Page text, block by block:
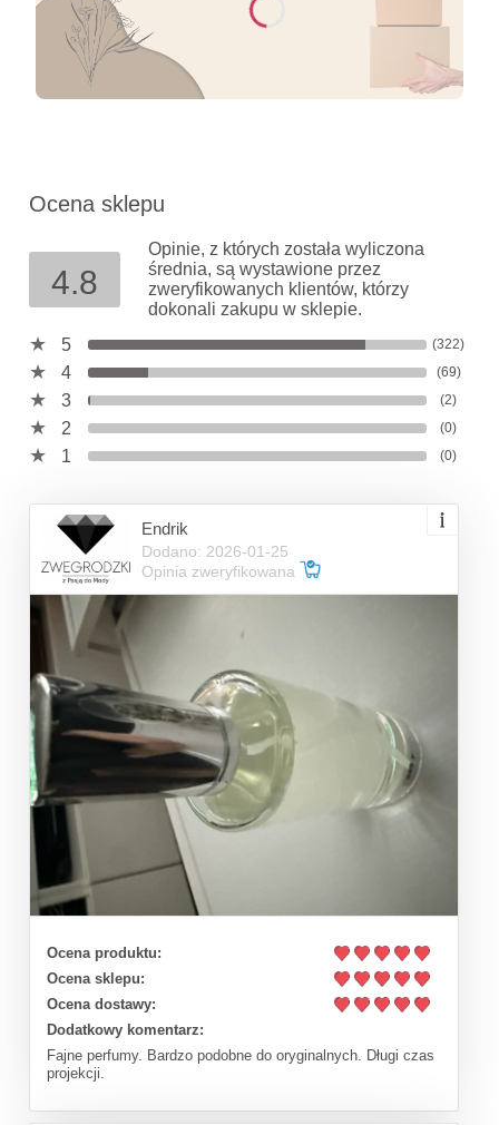
Ocena sklepu
4.8
Opinie, z których została wyliczona
średnia, są wystawione przez
zweryfikowanych klientów, którzy
dokonali zakupu w sklepie.
5
(322)
4 (69)
3 (2)
2 (0)
1 (0)
Endrik
Dodano: 2026-01-25
Opinia zweryfikowana
Ocena produktu:
Ocena sklepu:
Ocena dostawy:
Dodatkowy komentarz:
Fajne perfumy. Bardzo podobne do oryginalnych. Długi czas
projekcji.